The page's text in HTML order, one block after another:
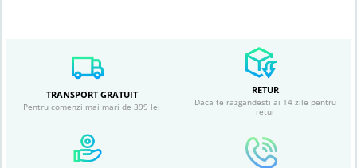
TRANSPORT GRATUIT
Pentru comenzi mai mari de 399 lei
RETUR
Daca te razgandesti ai 14 zile pentru
retur